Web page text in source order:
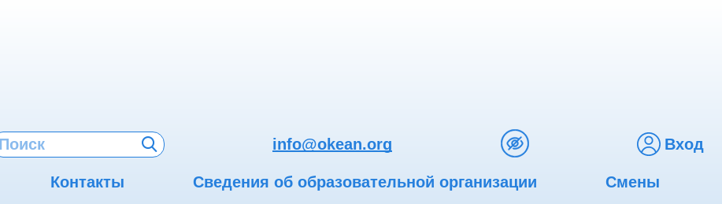
info@okean.org Вход
Контакты Сведения об образовательной организации
Смены